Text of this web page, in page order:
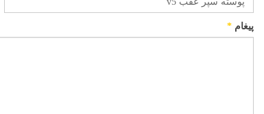
پیغام *